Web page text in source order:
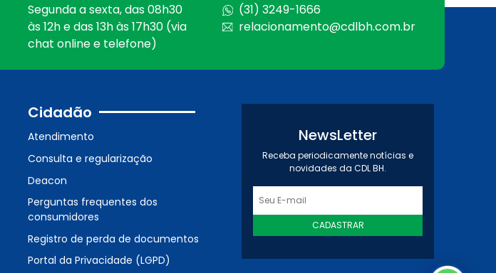
Segunda a sexta, das 08h30
às 12h e das 13h às 17h30 (via
chat online e telefone)
(31) 3249-1666
relacionamento@cdlbh.com.br
Cidadão
Atendimento
Consulta e regularização
Deacon
Perguntas frequentes dos
consumidores
Registro de perda de documentos
Portal da Privacidade (LGPD)
NewsLetter
Receba periodicamente notícias e
novidades da CDL BH.
CADASTRAR